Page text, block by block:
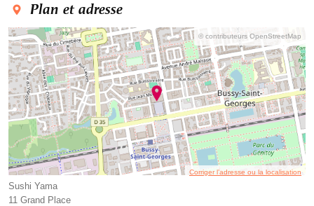
Plan et adresse
© contributeurs OpenStreetMap
Corriger l’adresse ou la localisation
Sushi Yama
11 Grand Place